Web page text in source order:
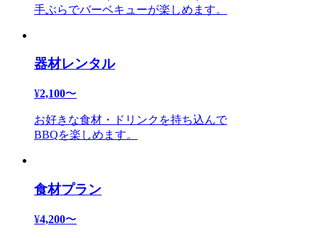
手ぶらでバーベキューが楽しめます。
器材レンタル
¥2,100〜
お好きな食材・ドリンクを持ち込んで
BBQを楽しめます。
食材プラン
¥4,200〜